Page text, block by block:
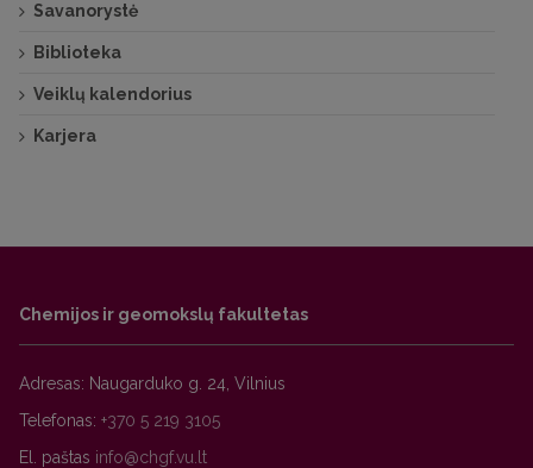
Savanorystė
Biblioteka
Veiklų kalendorius
Karjera
Chemijos ir geomokslų fakultetas
Adresas: Naugarduko g. 24, Vilnius
Telefonas: +370 5 219 3105
El. paštas